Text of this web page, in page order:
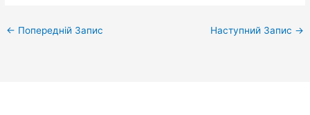
← Попередній Запис Наступний Запис →